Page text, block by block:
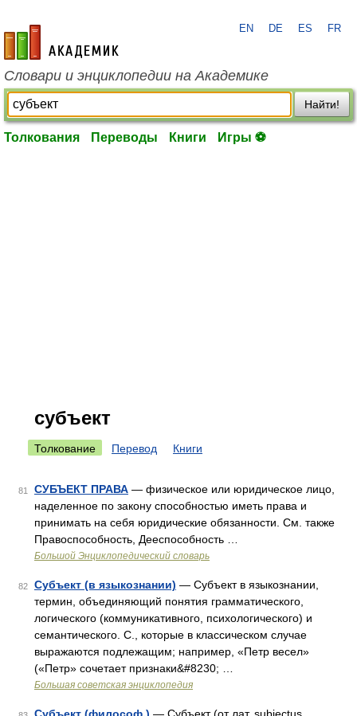
academic.ru
EN DE ES FR
Словари и энциклопедии на Академике
Найти!
Толкования Переводы Книги Игры ⚽
субъект
Толкование Перевод Книги
81 СУБЪЕКТ ПРАВА — физическое или юридическое лицо,
наделенное по закону способностью иметь права и
принимать на себя юридические обязанности. См. также
Правоспособность, Дееспособность …
Большой Энциклопедический словарь
82 Субъект (в языкознании) — Субъект в языкознании,
термин, объединяющий понятия грамматического,
логического (коммуникативного, психологического) и
семантического. С., которые в классическом случае
выражаются подлежащим; например, «Петр весел»
(«Петр» сочетает признаки&#8230; …
Большая советская энциклопедия